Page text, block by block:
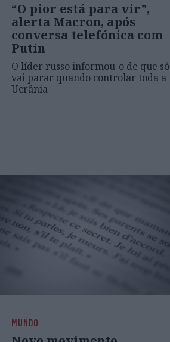
“O pior está para vir”,
alerta Macron, após
conversa telefónica com
Putin
O líder russo informou-o de que só
vai parar quando controlar toda a
Ucrânia
MUNDO